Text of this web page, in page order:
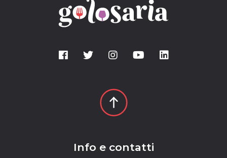
Info e contatti